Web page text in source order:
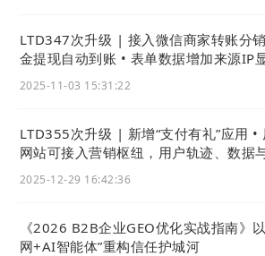
LTD347次升级 | 接入微信商家转账分
金提现自动到账 • 表单数据增加来源IP
2025-11-03 15:31:22
LTD355次升级 | 新增“支付有礼”应用 •
网站可接入营销枢纽，用户轨迹、数据
2025-12-29 16:42:36
《2026 B2B企业GEO优化实战指南》
网+AI智能体”重构信任护城河